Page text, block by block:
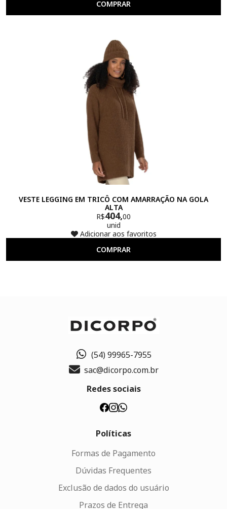
COMPRAR
VESTE LEGGING EM TRICÔ COM AMARRAÇÃO NA GOLA
ALTA
R$404,00
unid
Adicionar aos favoritos
COMPRAR
(54) 99965-7955
sac@dicorpo.com.br
Redes sociais
Políticas
Formas de Pagamento
Dúvidas Frequentes
Exclusão de dados do usuário
Prazos de Entrega